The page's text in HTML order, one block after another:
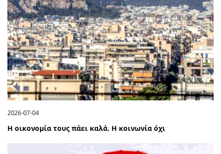
2026-07-04
Η οικονομία τους πάει καλά. Η κοινωνία όχι